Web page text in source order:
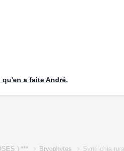
a faite André.
) *** Bryophytes Syntrichia